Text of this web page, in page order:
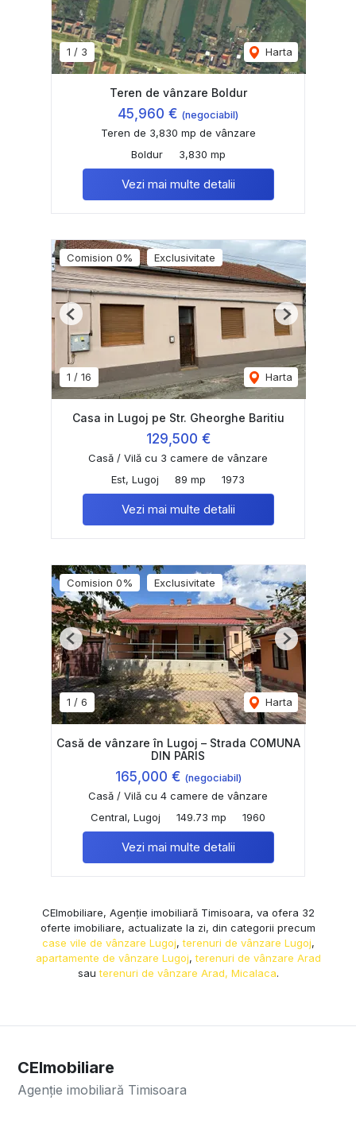
1 / 3 Harta
Teren de vânzare Boldur
45,960 € (negociabil)
Teren de 3,830 mp de vânzare
Boldur
3,830 mp
Vezi mai multe detalii
Comision 0% Exclusivitate
1 / 16 Harta
Previous Next
Casa in Lugoj pe Str. Gheorghe Baritiu
129,500 €
Casă / Vilă cu 3 camere de vânzare
Est, Lugoj
89 mp 1973
Vezi mai multe detalii
Comision 0% Exclusivitate
1 / 6 Harta
Previous Next
Casă de vânzare în Lugoj – Strada COMUNA
DIN PARIS
165,000 € (negociabil)
Casă / Vilă cu 4 camere de vânzare
Central, Lugoj
149.73 mp 1960
Vezi mai multe detalii
CEImobiliare, Agenție imobiliară Timisoara, va ofera 32
oferte imobiliare, actualizate la zi, din categorii precum
case vile de vânzare Lugoj,terenuri de vânzare Lugoj,
apartamente de vânzare Lugoj,terenuri de vânzare Arad
sauterenuri de vânzare Arad, Micalaca.
CEImobiliare
Agenție imobiliară Timisoara